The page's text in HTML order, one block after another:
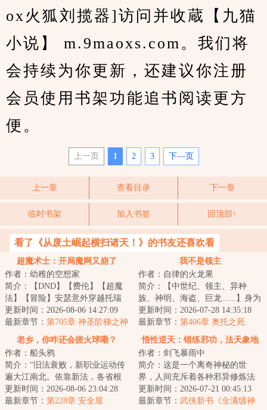
ox火狐刘揽器]访问并收蔵【九猫
小说】 m.9maoxs.com。我们将
会持续为你更新，还建议你注册
会员使用书架功能追书阅读更方
便。
上一页 1 2 3 下—页
上一章 查看目录 下一章
临时书架 加入书签 回顶部↑
看了《从废土崛起横扫诸天！》的书友还喜欢看
超魔术士：开局魔网又崩了
作者：幼稚的空想家
简介：【DND】【费伦】【超魔
法】【冒险】安瑟意外穿越托瑞
尔，魔法女神又双叒叕出事了！
魔法瘟疫再次降...
更新时间：2026-08-06 14:27:09
最新章节： 第705章 神圣阶梯之神
我不是领主
作者：自律的火龙果
简介：【中世纪、领主、异种
族、神明、海盗、巨龙......】身为
马匪头子，林恩本没有改变这个
时代的义务。...
更新时间：2026-07-28 14:35:18
最新章节： 第406章 奥托之死
老乡，你咋还会搓火球嘞？
作者：船头鸦
简介：“旧法衰败，新职业运动传
遍大江南北。依靠新法，各省根
据地域发展出不同的专属职业。
中原的斥候、...
更新时间：2026-08-06 23:04:28
最新章节： 第228章 安全屋
悟性逆天：错练邪功，法天象地
作者：剑飞暴雨中
简介：这是一个离奇神秘的世
界，人间充斥着各种邪异修炼法
门，人一旦修炼，轻者容貌性情
变化，入魔发癫，...
更新时间：2026-07-21 00:45:13
最新章节： 武侠新书《全满级神